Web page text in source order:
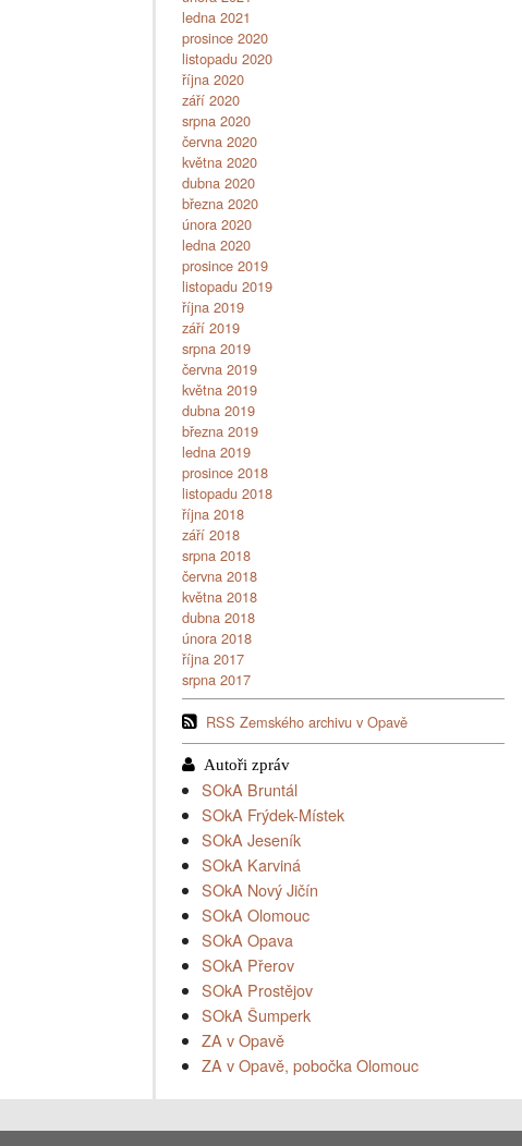
ledna 2021
prosince 2020
listopadu 2020
října 2020
září 2020
srpna 2020
června 2020
května 2020
dubna 2020
března 2020
února 2020
ledna 2020
prosince 2019
listopadu 2019
října 2019
září 2019
srpna 2019
června 2019
května 2019
dubna 2019
března 2019
ledna 2019
prosince 2018
listopadu 2018
října 2018
září 2018
srpna 2018
června 2018
května 2018
dubna 2018
února 2018
října 2017
srpna 2017
RSS Zemského archivu v Opavě
SOkA Bruntál
SOkA Frýdek-Místek
SOkA Jeseník
SOkA Karviná
SOkA Nový Jičín
SOkA Olomouc
SOkA Opava
SOkA Přerov
SOkA Prostějov
SOkA Šumperk
ZA v Opavě
ZA v Opavě, pobočka Olomouc